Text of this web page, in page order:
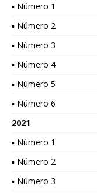
▪ Número 1
▪ Número 2
▪ Número 3
▪ Número 4
▪ Número 5
▪ Número 6
2021
▪ Número 1
▪ Número 2
▪ Número 3